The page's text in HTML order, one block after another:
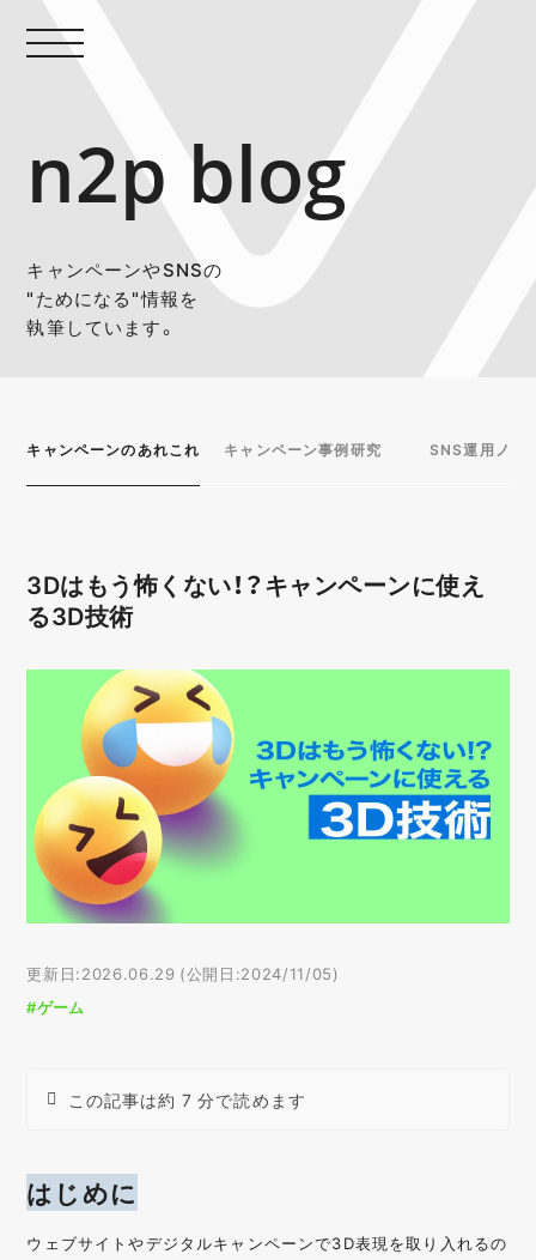
n2p blog
キャンペーンやSNSの
"ためになる"情報を
執筆しています。
キャンペーンのあれこれ キャンペーン事例研究 SNS運用ノウ
3Dはもう怖くない！？キャンペーンに使え
る3D技術
更新日:2026.06.29 (公開日:2024/11/05)
#ゲーム
この記事は約 7 分で読めます
はじめに
ウェブサイトやデジタルキャンペーンで3D表現を取り入れるの